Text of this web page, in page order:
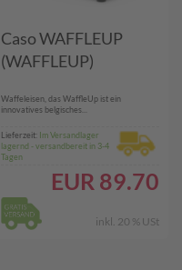
Caso WAFFLEUP
(WAFFLEUP)
Waffeleisen, das WaffleUp ist ein
innovatives belgisches...
Lieferzeit: Im Versandlager
lagernd - versandbereit in 3-4
Tagen
EUR 89.70
inkl. 20 % USt